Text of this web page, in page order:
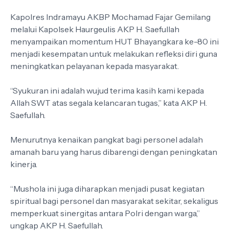
Kapolres Indramayu AKBP Mochamad Fajar Gemilang
melalui Kapolsek Haurgeulis AKP H. Saefullah
menyampaikan momentum HUT Bhayangkara ke-80 ini
menjadi kesempatan untuk melakukan refleksi diri guna
meningkatkan pelayanan kepada masyarakat.
“Syukuran ini adalah wujud terima kasih kami kepada
Allah SWT atas segala kelancaran tugas,” kata AKP H.
Saefullah.
Menurutnya kenaikan pangkat bagi personel adalah
amanah baru yang harus dibarengi dengan peningkatan
kinerja.
“Mushola ini juga diharapkan menjadi pusat kegiatan
spiritual bagi personel dan masyarakat sekitar, sekaligus
memperkuat sinergitas antara Polri dengan warga,”
ungkap AKP H. Saefullah.